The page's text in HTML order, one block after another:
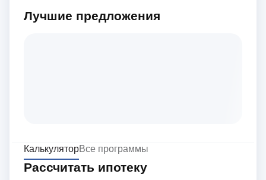
Лучшие предложения
КалькуляторВсе программы
Рассчитать ипотеку